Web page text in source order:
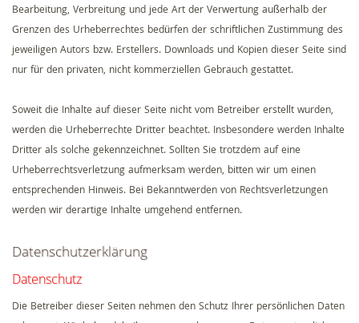
Bearbeitung, Verbreitung und jede Art der Verwertung außerhalb der
Grenzen des Urheberrechtes bedürfen der schriftlichen Zustimmung des
jeweiligen Autors bzw. Erstellers. Downloads und Kopien dieser Seite sind
nur für den privaten, nicht kommerziellen Gebrauch gestattet.
Soweit die Inhalte auf dieser Seite nicht vom Betreiber erstellt wurden,
werden die Urheberrechte Dritter beachtet. Insbesondere werden Inhalte
Dritter als solche gekennzeichnet. Sollten Sie trotzdem auf eine
Urheberrechtsverletzung aufmerksam werden, bitten wir um einen
entsprechenden Hinweis. Bei Bekanntwerden von Rechtsverletzungen
werden wir derartige Inhalte umgehend entfernen.
Datenschutzerklärung
Datenschutz
Die Betreiber dieser Seiten nehmen den Schutz Ihrer persönlichen Daten